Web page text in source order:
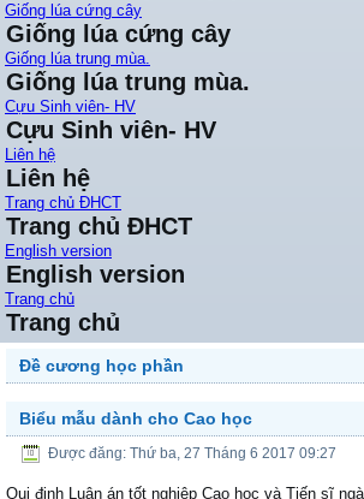
Giống lúa cứng cây
Giống lúa cứng cây
Giống lúa trung mùa.
Giống lúa trung mùa.
Cựu Sinh viên- HV
Cựu Sinh viên- HV
Liên hệ
Liên hệ
Trang chủ ĐHCT
Trang chủ ĐHCT
English version
English version
Trang chủ
Trang chủ
Đề cương học phần
Biểu mẫu dành cho Cao học
Được đăng: Thứ ba, 27 Tháng 6 2017 09:27
Qui định Luân án tốt nghiệp Cao học và Tiến sĩ